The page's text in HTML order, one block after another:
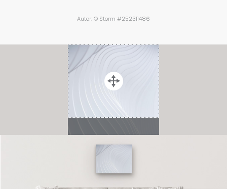
Autor: © Storm #252311486